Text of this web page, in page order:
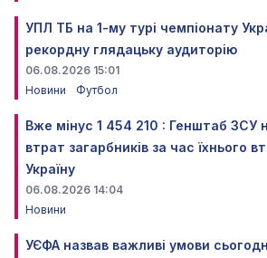
УПЛ ТБ на 1-му турі чемпіонату
рекордну глядацьку аудиторію
06.08.2026 15:01
Новини
Футбол
Вже мінус 1 454 210 : Генштаб ЗСУ
втрат загарбників за час їхнього
Україну
06.08.2026 14:04
Новини
УЄФА назвав важливі умови